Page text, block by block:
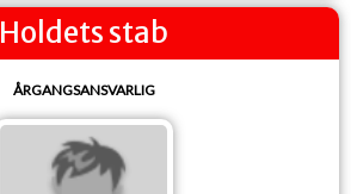
Holdets stab
ÅRGANGSANSVARLIG